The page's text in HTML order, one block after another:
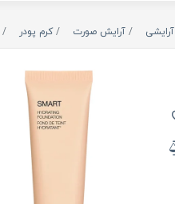
آرایشی آرایش صورت کرم پودر